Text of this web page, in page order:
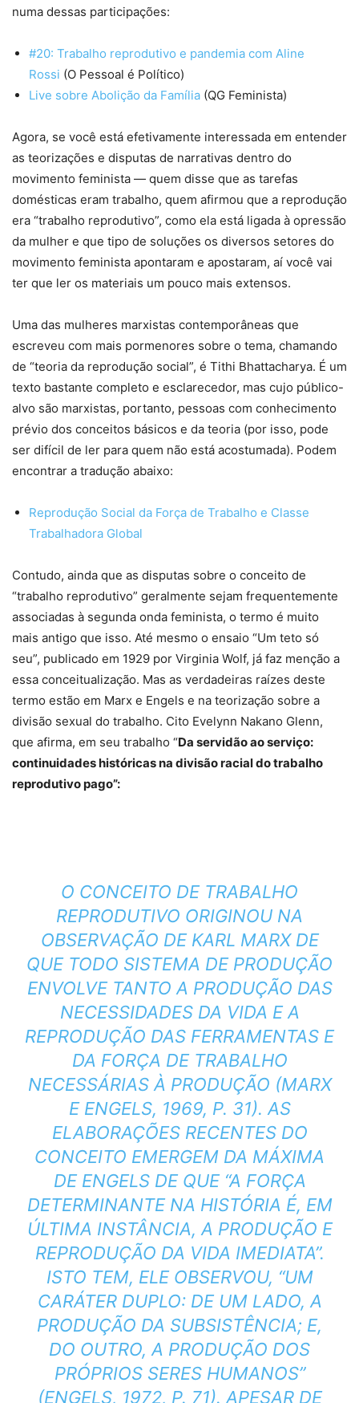
numa dessas participações:
#20: Trabalho reprodutivo e pandemia com Aline
Rossi (O Pessoal é Político)
Live sobre Abolição da Família (QG Feminista)
Agora, se você está efetivamente interessada em entender
as teorizações e disputas de narrativas dentro do
movimento feminista — quem disse que as tarefas
domésticas eram trabalho, quem afirmou que a reprodução
era “trabalho reprodutivo”, como ela está ligada à opressão
da mulher e que tipo de soluções os diversos setores do
movimento feminista apontaram e apostaram, aí você vai
ter que ler os materiais um pouco mais extensos.
Uma das mulheres marxistas contemporâneas que
escreveu com mais pormenores sobre o tema, chamando
de “teoria da reprodução social”, é Tithi Bhattacharya. É um
texto bastante completo e esclarecedor, mas cujo público-
alvo são marxistas, portanto, pessoas com conhecimento
prévio dos conceitos básicos e da teoria (por isso, pode
ser difícil de ler para quem não está acostumada). Podem
encontrar a tradução abaixo:
Reprodução Social da Força de Trabalho e Classe
Trabalhadora Global
Contudo, ainda que as disputas sobre o conceito de
“trabalho reprodutivo” geralmente sejam frequentemente
associadas à segunda onda feminista, o termo é muito
mais antigo que isso. Até mesmo o ensaio “Um teto só
seu”, publicado em 1929 por Virginia Wolf, já faz menção a
essa conceitualização. Mas as verdadeiras raízes deste
termo estão em Marx e Engels e na teorização sobre a
divisão sexual do trabalho. Cito Evelynn Nakano Glenn,
que afirma, em seu trabalho “Da servidão ao serviço:
continuidades históricas na divisão racial do trabalho
reprodutivo pago”:
O CONCEITO DE TRABALHO
REPRODUTIVO ORIGINOU NA
OBSERVAÇÃO DE KARL MARX DE
QUE TODO SISTEMA DE PRODUÇÃO
ENVOLVE TANTO A PRODUÇÃO DAS
NECESSIDADES DA VIDA E A
REPRODUÇÃO DAS FERRAMENTAS E
DA FORÇA DE TRABALHO
NECESSÁRIAS À PRODUÇÃO (MARX
E ENGELS, 1969, P. 31). AS
ELABORAÇÕES RECENTES DO
CONCEITO EMERGEM DA MÁXIMA
DE ENGELS DE QUE “A FORÇA
DETERMINANTE NA HISTÓRIA É, EM
ÚLTIMA INSTÂNCIA, A PRODUÇÃO E
REPRODUÇÃO DA VIDA IMEDIATA”.
ISTO TEM, ELE OBSERVOU, “UM
CARÁTER DUPLO: DE UM LADO, A
PRODUÇÃO DA SUBSISTÊNCIA; E,
DO OUTRO, A PRODUÇÃO DOS
PRÓPRIOS SERES HUMANOS”
(ENGELS, 1972, P. 71). APESAR DE